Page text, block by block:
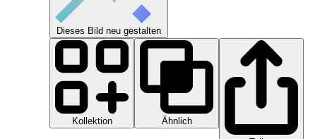
Dieses Bild neu gestalten
Kollektion
Ähnlich